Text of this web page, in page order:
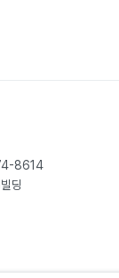
8614
딩